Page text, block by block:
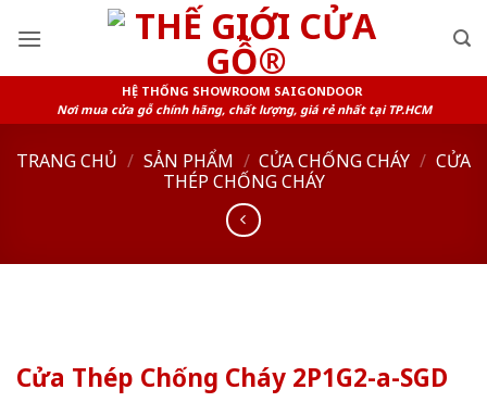
HỆ THỐNG SHOWROOM SAIGONDOOR
Nơi mua cửa gỗ chính hãng, chất lượng, giá rẻ nhất tại TP.HCM
TRANG CHỦ / SẢN PHẨM / CỬA CHỐNG CHÁY / CỬA
THÉP CHỐNG CHÁY
Cửa Thép Chống Cháy 2P1G2-a-SGD